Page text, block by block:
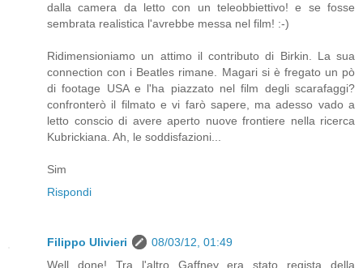
dalla camera da letto con un teleobbiettivo! e se fosse
sembrata realistica l'avrebbe messa nel film! :-)
Ridimensioniamo un attimo il contributo di Birkin. La sua
connection con i Beatles rimane. Magari si è fregato un pò
di footage USA e l'ha piazzato nel film degli scarafaggi?
confronterò il filmato e vi farò sapere, ma adesso vado a
letto conscio di avere aperto nuove frontiere nella ricerca
Kubrickiana. Ah, le soddisfazioni...
Sim
Rispondi
Filippo Ulivieri
08/03/12, 01:49
Well done! Tra l'altro Gaffney era stato regista della